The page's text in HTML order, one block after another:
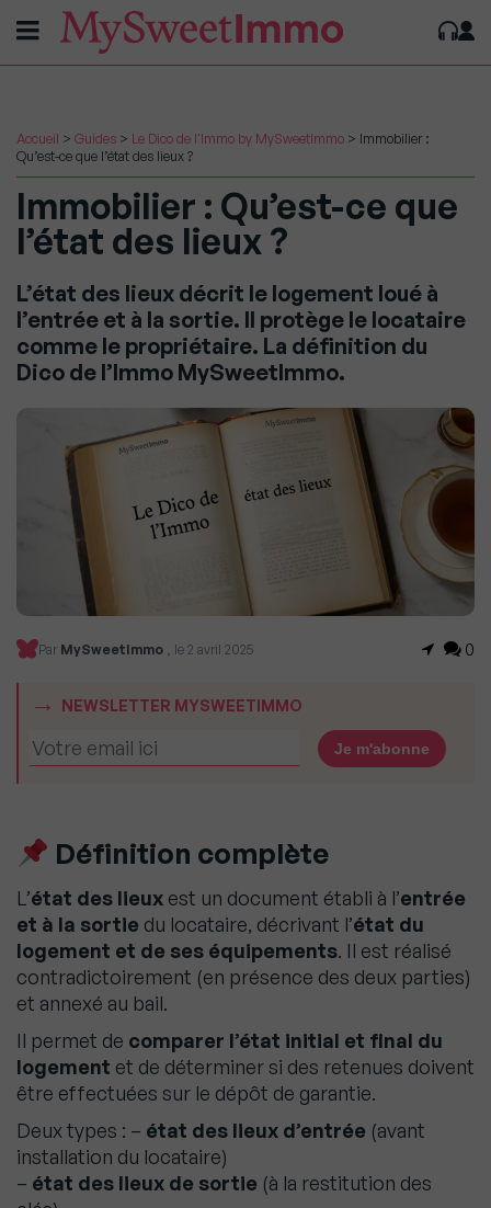
Accueil > Guides > Le Dico de l'Immo by MySweetImmo > Immobilier :
Qu’est-ce que l’état des lieux ?
Immobilier : Qu’est-ce que
l’état des lieux ?
L’état des lieux décrit le logement loué à
l’entrée et à la sortie. Il protège le locataire
comme le propriétaire. La définition du
Dico de l’Immo MySweetImmo.
Par MySweetImmo , le 2 avril 2025 0
NEWSLETTER MYSWEETIMMO
Définition complète
L’état des lieux est un document établi à l’entrée
et à la sortie du locataire, décrivant l’état du
logement et de ses équipements. Il est réalisé
contradictoirement (en présence des deux parties)
et annexé au bail.
Il permet de comparer l’état initial et final du
logement et de déterminer si des retenues doivent
être effectuées sur le dépôt de garantie.
Deux types : – état des lieux d’entrée (avant
installation du locataire)
– état des lieux de sortie (à la restitution des